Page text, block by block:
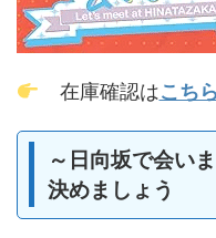
在庫確認はこちら
～日向坂で会い
決めましょう